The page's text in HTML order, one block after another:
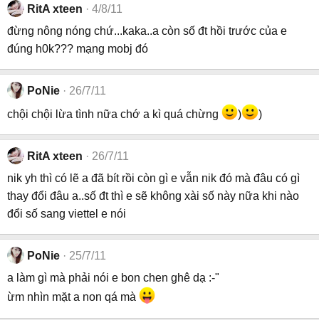
RitA xteen
4/8/11
đừng nông nóng chứ...kaka..a còn số đt hồi trước của e
đúng h0k??? mạng mobj đó
PoNie
26/7/11
chội chội lừa tình nữa chớ a kì quá chừng
) )
RitA xteen
26/7/11
nik yh thì có lẽ a đã bít rồi còn gì e vẫn nik đó mà đâu có gì
thay đổi đâu a..số đt thì e sẽ không xài số này nữa khi nào
đổi số sang viettel e nói
PoNie
25/7/11
a làm gì mà phải nói e bon chen ghê dạ :-"
ừm nhìn mặt a non qá mà